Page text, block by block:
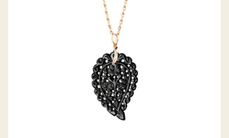
ANHÄNGER INDIA